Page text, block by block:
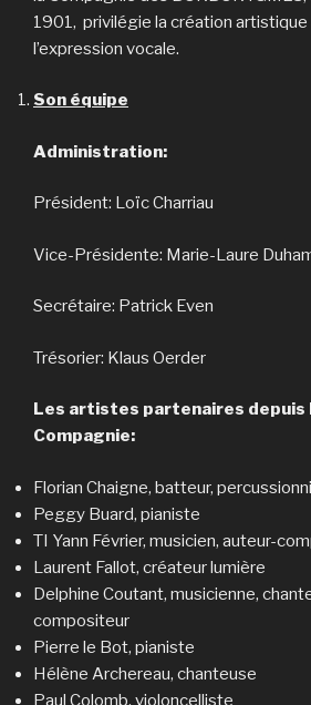
1901, privilégie la création artistique
l’expression vocale.
Son équipe
Administration:
Président: Loïc Charriau
Vice-Présidente: Marie-Laure
Secrétaire: Patrick Even
Trésorier: Klaus Oerder
Les artistes partenaires depuis
Compagnie:
Florian Chaigne, batteur,
Peggy Buard, pianiste
TI Yann Février, musicien, auteur-
Laurent Fallot, créateur lumière
Delphine Coutant, musicienne,
compositeur
Pierre le Bot, pianiste
Hélène Archereau, chanteuse
Paul Colomb, violoncelliste